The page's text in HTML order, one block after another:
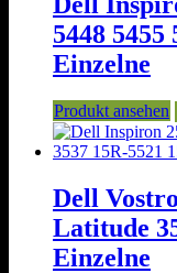
5448
Einzelne
Produkt ansehen
Dell
Latitude
Einzelne